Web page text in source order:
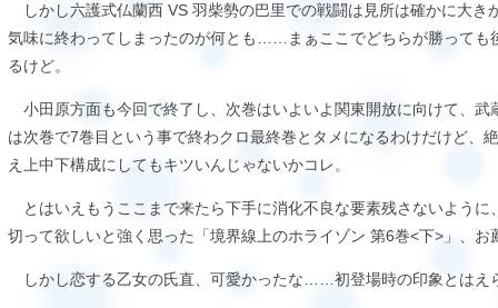
しかし六護式仏蘭西 VS 羽柴勢の巴里での戦闘は見所は確かに大き
気味に終わってしまったのが何とも……まぁここでどちらが勝っても
るけど。
小田原方面も今回で終了し、次巻はいよいよ関東開放に向けて、武
は次巻で7巻目という事で終わクロ最終巻とタメになるわけだけど
え上中下構成にしてもキツいんじゃないかコレ。
とはいえもうここまで来たら下手に消化不良な要素残さないように
切って欲しいと強く思った「境界線上のホライゾン 第6巻<下>」、お
しかし恋する乙女の氏直、可愛かったな……初登場時の印象とはえ